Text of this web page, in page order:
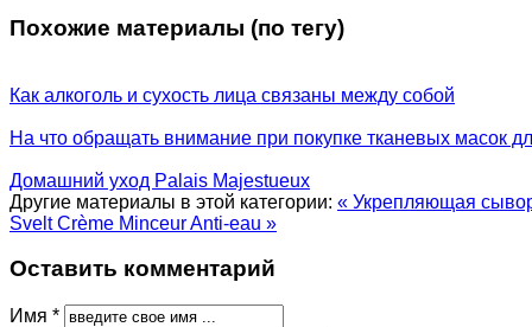
Похожие материалы (по тегу)
Как алкоголь и сухость лица связаны между собой
На что обращать внимание при покупке тканевых масок
Домашний уход Palais Majestueux
Другие материалы в этой категории: « Укрепляющая
Svelt Crème Minceur Anti-eau »
Оставить комментарий
Имя *